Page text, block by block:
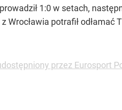
1:0 w setach,
potrafił
przez Eurosport